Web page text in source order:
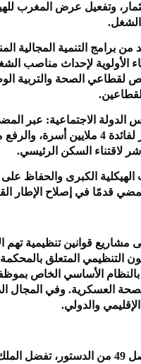
وتفعيل عرض المغرب
من برامج التنمية المجالية
الأولوية لإحداث مناصب
الاجتماعية: عبر
الاجتماعي المباشر لفائدة
لاقتناء السكن الرئيسي.
الكبرى والحفاظ على
قدمًا في إصلاح الإطار
قوانين تنظيمية تهم
التنظيمي المتعلق
الأساسي الخاص
والدولي.
الهامة: